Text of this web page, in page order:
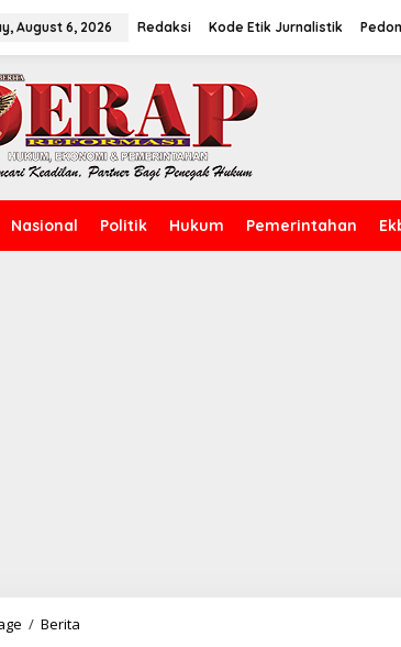
August 6, 2026 Redaksi Kode Etik Jurnalistik
Nasional Politik Hukum Pemerintahan
/ Berita